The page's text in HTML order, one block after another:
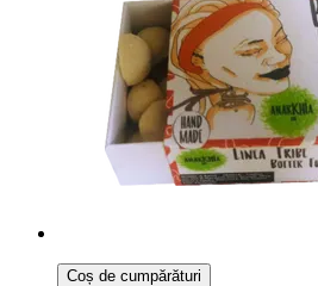
Coș de cumpărături